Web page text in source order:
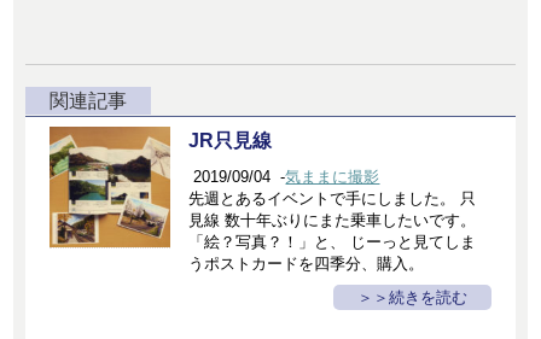
関連記事
JR只見線
2019/09/04 -気ままに撮影
先週とあるイベントで手にしました。 只
見線 数十年ぶりにまた乗車したいです。
「絵？写真？！」と、 じーっと見てしま
うポストカードを四季分、購入。
＞続きを読む